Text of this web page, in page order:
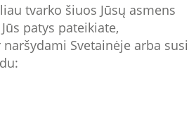
tvarko šiuos Jūsų asmens
patys pateikiate,
Svetainėje arba